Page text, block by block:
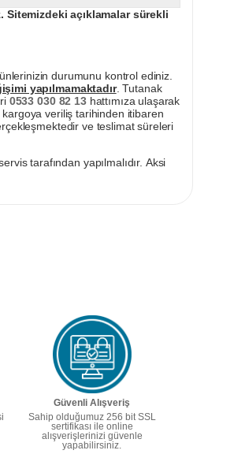
Sitemizdeki açıklamalar sürekli
durumunu kontrol ediniz.
yapılmamaktadır. Tutanak
0533 030 82 13hattımıza ulaşarak
veriliş tarihinden itibaren
ve teslimat süreleri
tarafından yapılmalıdır. Aksi
Güvenli Alışveriş
Sahip olduğumuz 256 bit SSL
sertifikası ile online
alışverişlerinizi güvenle
yapabilirsiniz.